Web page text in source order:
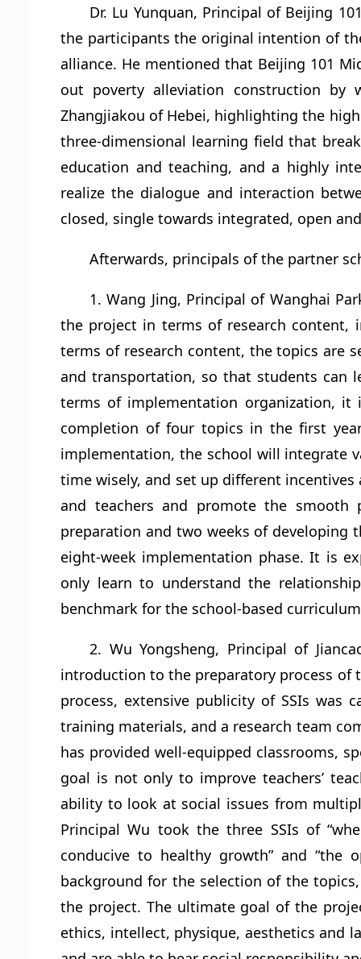
Dr. Lu Yunquan, Principal of Beijing
the participants the original intention of
alliance. He mentioned that Beijing 101
out poverty alleviation construction by
Zhangjiakou of Hebei, highlighting the
three-dimensional learning field that
education and teaching, and a highly
realize the dialogue and interaction
closed, single towards integrated, open
Afterwards, principals of the partner
1. Wang Jing, Principal of Wanghai
the project in terms of research content,
terms of research content, the topics are
and transportation, so that students can
terms of implementation organization, it
completion of four topics in the first
implementation, the school will integrate
time wisely, and set up different
and teachers and promote the
preparation and two weeks of
eight-week implementation phase. It is
only learn to understand the
benchmark for the school-based
2. Wu Yongsheng, Principal of
introduction to the preparatory process of
process, extensive publicity of SSIs was
training materials, and a research team
has provided well-equipped classrooms,
goal is not only to improve teachers’
ability to look at social issues from
Principal Wu took the three SSIs of
conducive to healthy growth” and “the
background for the selection of the
the project. The ultimate goal of the
ethics, intellect, physique, aesthetics and